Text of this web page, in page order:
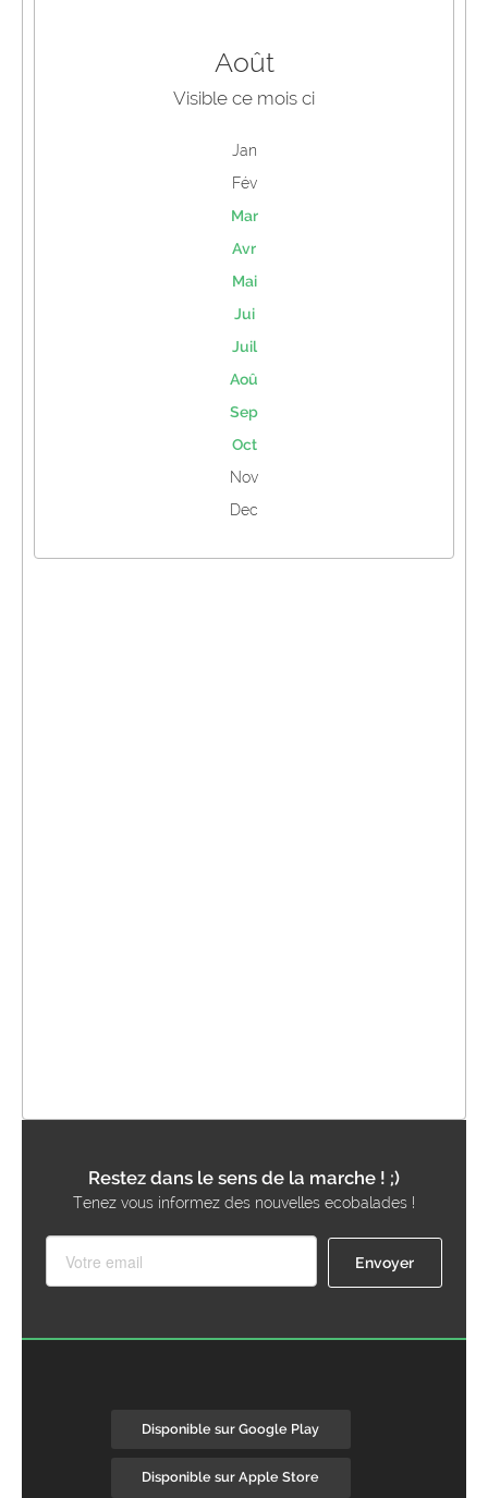
Août
Visible ce mois ci
Jan
Fév
Mar
Avr
Mai
Jui
Juil
Aoû
Sep
Oct
Nov
Dec
Restez dans le sens de la marche ! ;)
Tenez vous informez des nouvelles ecobalades !
Disponible sur Google Play
Disponible sur Apple Store